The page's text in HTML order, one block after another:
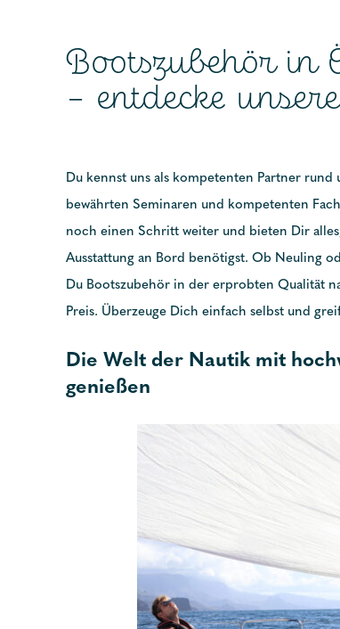
Bootszubehör in
– entdecke
Du kennst uns als kompetenten Partner
bewährten Seminaren und kompetenten
noch einen Schritt weiter und bieten Dir
Ausstattung an Bord benötigst. Ob Neuling
Du Bootszubehör in der erprobten Qualität
Preis. Überzeuge Dich einfach selbst und
Die Welt der Nautik mit
genießen